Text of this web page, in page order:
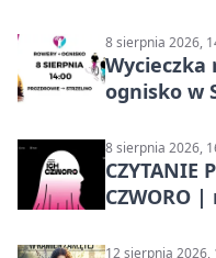
8 sierpnia 2026,
ognisko w
8 sierpnia 2026,
CZYTANIE
CZWORO
12 sierpnia 2026,